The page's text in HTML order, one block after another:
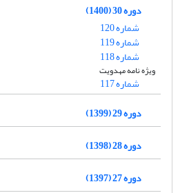
دوره 30 (1400)
شماره 120
شماره 119
شماره 118
ویژه نامه مهدویت
شماره 117
دوره 29 (1399)
دوره 28 (1398)
دوره 27 (1397)